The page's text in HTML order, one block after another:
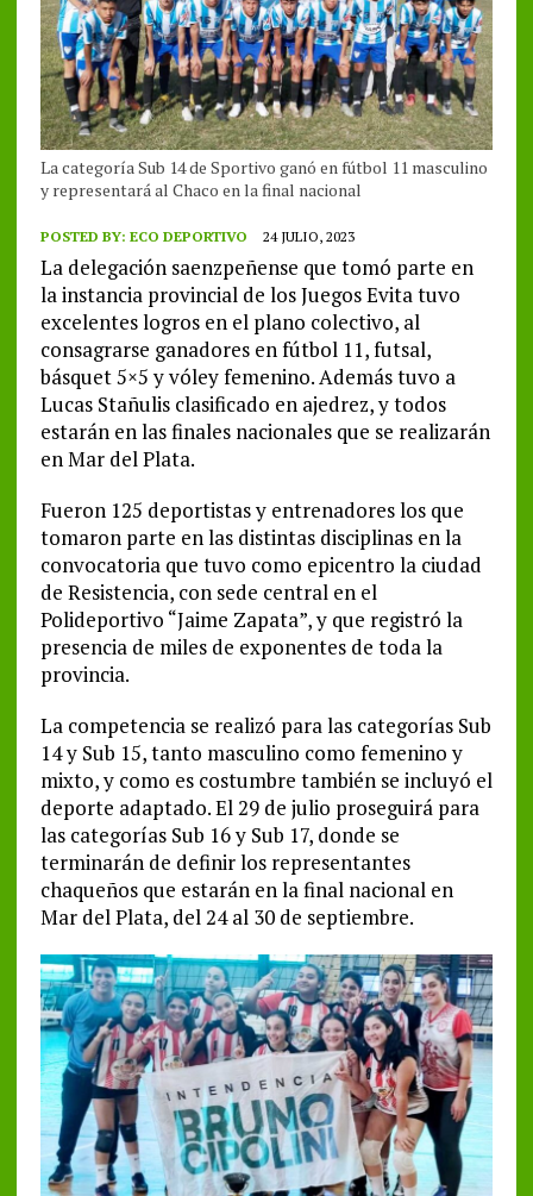
La categoría Sub 14 de Sportivo ganó en fútbol 11 masculino
y representará al Chaco en la final nacional
POSTED BY: ECO DEPORTIVO 24 JULIO, 2023
La delegación saenzpeñense que tomó parte en
la instancia provincial de los Juegos Evita tuvo
excelentes logros en el plano colectivo, al
consagrarse ganadores en fútbol 11, futsal,
básquet 5×5 y vóley femenino. Además tuvo a
Lucas Stañulis clasificado en ajedrez, y todos
estarán en las finales nacionales que se realizarán
en Mar del Plata.
Fueron 125 deportistas y entrenadores los que
tomaron parte en las distintas disciplinas en la
convocatoria que tuvo como epicentro la ciudad
de Resistencia, con sede central en el
Polideportivo “Jaime Zapata”, y que registró la
presencia de miles de exponentes de toda la
provincia.
La competencia se realizó para las categorías Sub
14 y Sub 15, tanto masculino como femenino y
mixto, y como es costumbre también se incluyó el
deporte adaptado. El 29 de julio proseguirá para
las categorías Sub 16 y Sub 17, donde se
terminarán de definir los representantes
chaqueños que estarán en la final nacional en
Mar del Plata, del 24 al 30 de septiembre.